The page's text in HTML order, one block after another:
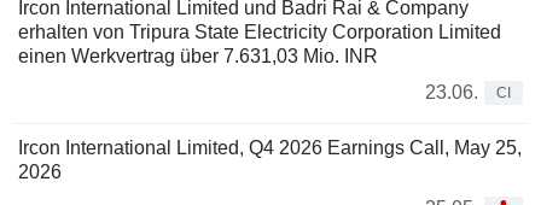
Ircon International Limited und Badri Rai & Company
erhalten von Tripura State Electricity Corporation Limited
einen Werkvertrag über 7.631,03 Mio. INR
23.06.
CI
Ircon International Limited, Q4 2026 Earnings Call, May 25,
2026